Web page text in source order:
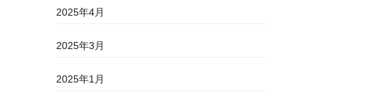
2025年4月
2025年3月
2025年1月